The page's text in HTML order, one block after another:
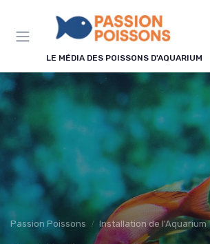
LE MÉDIA DES POISSONS D'AQUARIUM
Passion Poissons Installation de l'Aquarium